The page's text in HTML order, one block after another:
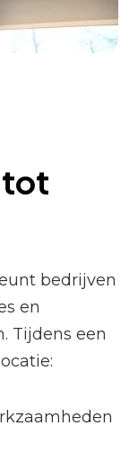
tot
bedrijven
en
Tijdens een